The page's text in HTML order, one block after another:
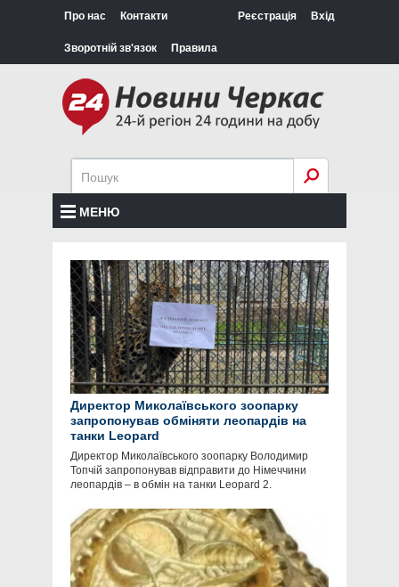
Про нас Контакти
Зворотній зв'язок Правила
Реєстрація Вхід
МЕНЮ
Директор Миколаївського зоопарку
запропонував обміняти леопардів на
танки Leopard
Директор Миколаївського зоопарку Володимир
Топчій запропонував відправити до Німеччини
леопардів – в обмін на танки Leopard 2.